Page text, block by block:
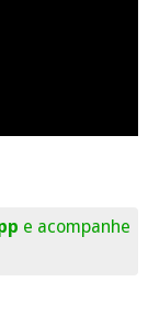
e acompanhe